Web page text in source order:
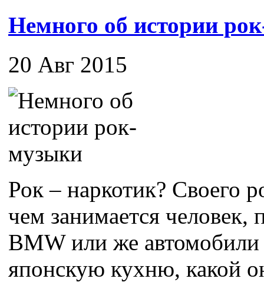
Немного об истории
20 Авг 2015
Рок – наркотик? Своего
чем занимается
BMW или же
японскую кухню, какой